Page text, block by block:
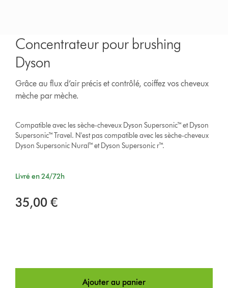
Concentrateur pour brushing
Dyson
Grâce au flux d’air précis et contrôlé, coiffez vos cheveux
mèche par mèche.
Compatible avec les sèche-cheveux Dyson Supersonic™ et Dyson
Supersonic™ Travel. N'est pas compatible avec les sèche-cheveux
Dyson Supersonic Nural™ et Dyson Supersonic r™.
Livré en 24/72h
35,00 €
Ajouter au panier